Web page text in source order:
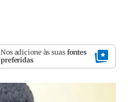
Nos adicione às suas fontes
preferidas